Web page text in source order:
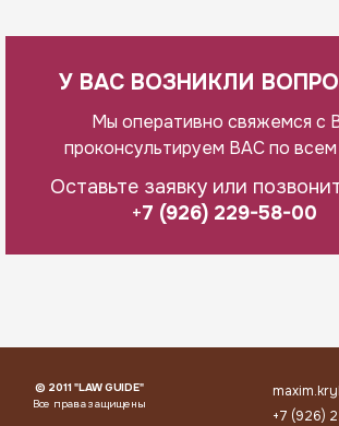
Оставьте заявку или
+7 (926) 229-58-00
Мы оперативно свяжемся с
проконсультируем ВАС по
У ВАС ВОЗНИКЛИ
+7 (926)
© 2011 "LAW GUIDE"
Все права защищены